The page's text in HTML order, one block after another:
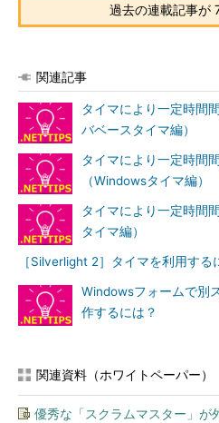
過去の連載記事が
関連記事
タイマにより一定時間
バベースタイマ編）
タイマにより一定時間
（Windowsタイマ編）
タイマにより一定時間
タイマ編）
［Silverlight 2］タイマを利用する
Windowsフォームで別
作するには？
関連資料（ホワイトペーパー）
優秀な「スクラムマスター」が